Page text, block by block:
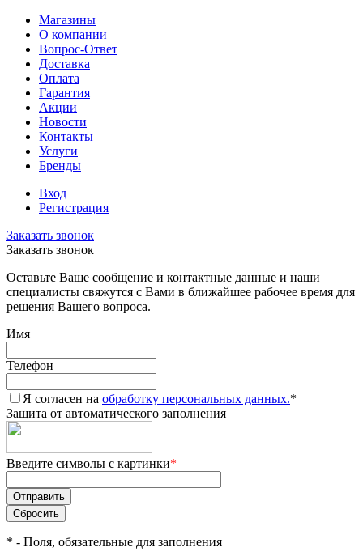
Магазины
О компании
Вопрос-Ответ
Доставка
Оплата
Гарантия
Акции
Новости
Контакты
Услуги
Бренды
Вход
Регистрация
Заказать звонок
Заказать звонок
Оставьте Ваше сообщение и контактные данные и наши
специалисты свяжутся с Вами в ближайшее рабочее время для
решения Вашего вопроса.
Имя
Телефон
Я согласен на обработку персональных данных.*
Защита от автоматического заполнения
Введите символы с картинки*
* - Поля, обязательные для заполнения